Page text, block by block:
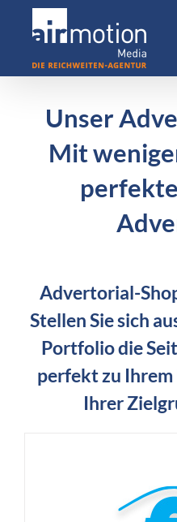
Unser
Mit
Advertorial-
Stellen Sie sich
Portfolio die
perfekt zu
Ihrer